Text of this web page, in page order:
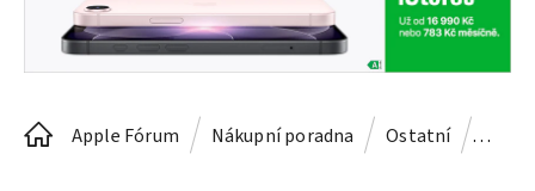
Apple Fórum Nákupní poradna Ostatní